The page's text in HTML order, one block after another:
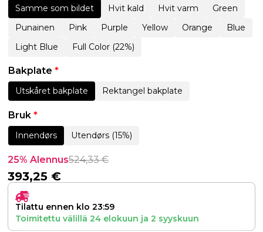
Samme som bildet Hvit kald Hvit varm
Green
Punainen
Pink Purple Yellow Orange
Blue
Light Blue
Full Color (22%)
Bakplate *
Utskåret bakplate Rektangel bakplate
Bruk *
Innendørs Utendørs (15%)
25% Alennus524,33€
393,25 €
Tilattu ennen klo 23:59
Toimitettu välillä 24 elokuun ja 2 syyskuun